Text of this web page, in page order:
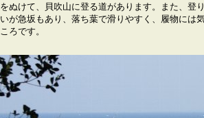
をぬけて、貝吹山に登る道があります。また、登
いが急坂もあり、落ち葉で滑りやすく、履物には
ころです。